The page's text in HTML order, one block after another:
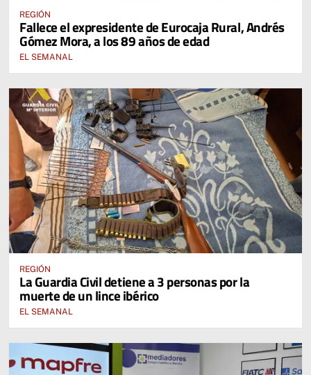
REGIÓN
Fallece el expresidente de Eurocaja Rural, Andrés
Gómez Mora, a los 89 años de edad
EL SEMANAL
REGIÓN
La Guardia Civil detiene a 3 personas por la
muerte de un lince ibérico
EL SEMANAL